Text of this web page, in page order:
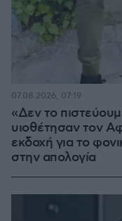
«Δεν το
υιοθέτησαν τον
εκδοχή για το
στην απολογία
07.08.2026, 07:19